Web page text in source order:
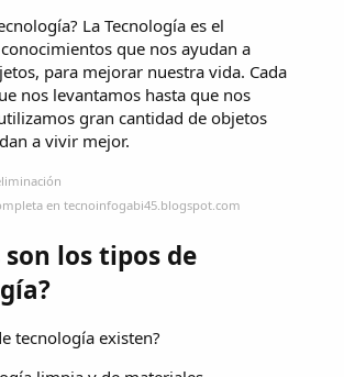
La Tecnología es el
que nos ayudan a
para mejorar nuestra vida. Cada
nos levantamos hasta que nos
gran cantidad de objetos
a vivir mejor.
en tecnoinfogabi45.blogspot.com
son los tipos de
tecnología existen?